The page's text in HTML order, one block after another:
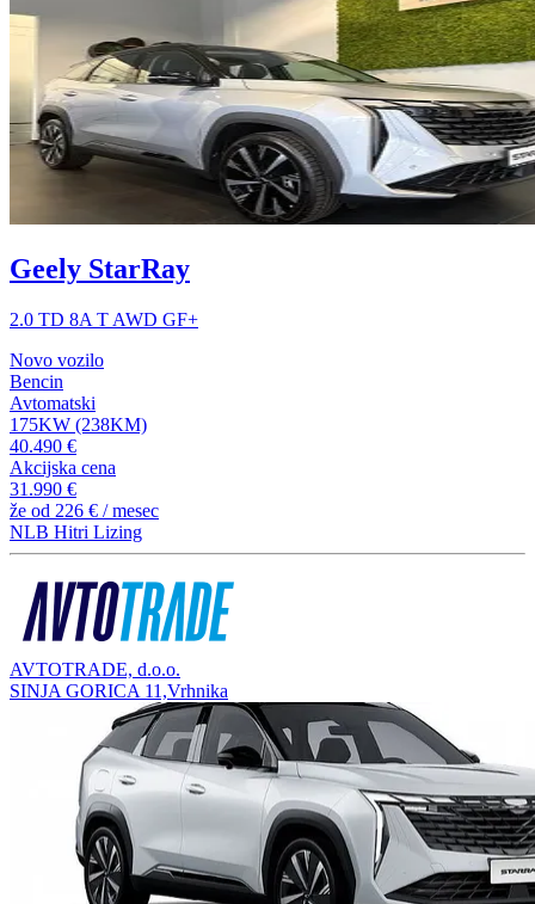
Geely StarRay
2.0 TD 8A T AWD GF+
Novo vozilo
Bencin
Avtomatski
175KW (238KM)
40.490 €
Akcijska cena
31.990 €
že od 226 € / mesec
NLB Hitri Lizing
AVTOTRADE, d.o.o.
SINJA GORICA 11,Vrhnika